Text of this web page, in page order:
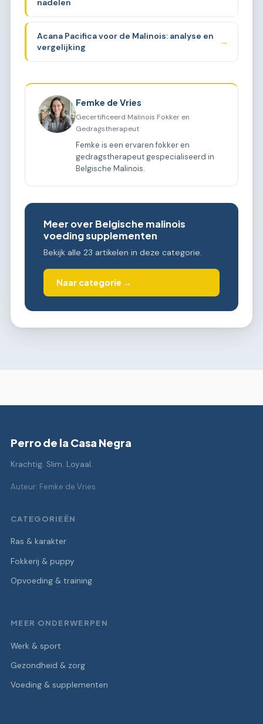
nadelen
Acana Pacifica voor de Malinois: analyse en
vergelijking
→
Femke de Vries
Gecertificeerd Malinois Fokker en
Gedragstherapeut
Femke is een ervaren fokker en
gedragstherapeut gespecialiseerd in
Belgische Malinois.
Meer over Belgische malinois
voeding supplementen
Bekijk alle 23 artikelen in deze categorie.
Naar categorie →
Perro de la Casa Negra
Krachtig. Slim. Loyaal.
Auteur: Femke de Vries
CATEGORIEËN
Ras & karakter
Fokkerij & puppy
Opvoeding & training
MEER ONDERWERPEN
Werk & sport
Gezondheid & zorg
Voeding & supplementen